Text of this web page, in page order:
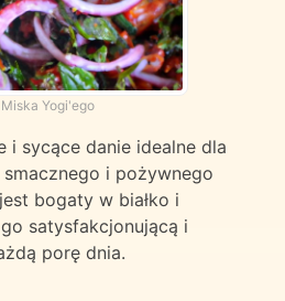
Miska Yogi'ego
i sycące danie idealne dla
i pożywnego
bogaty w białko i
satysfakcjonującą i
porę dnia.